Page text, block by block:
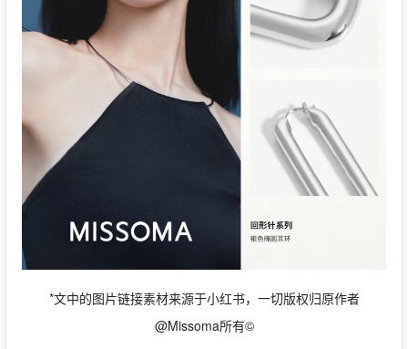
*文中的图片链接素材来源于小红书，一切版权归原作者
@Missoma所有©